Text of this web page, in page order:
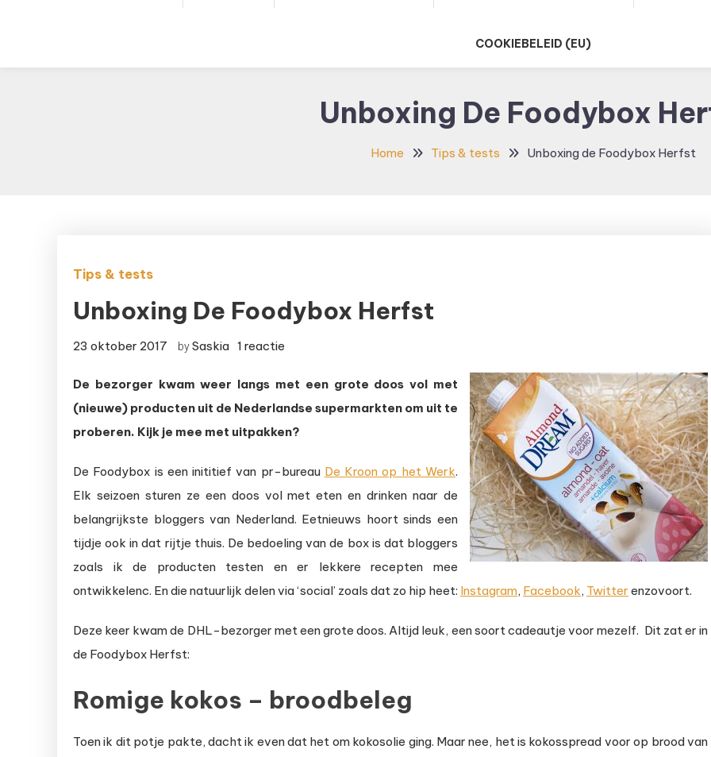
COOKIEBELEID (EU)
Unboxing De Foodybox
Home Tips & tests Unboxing de Foodybox Herfst
Tips & tests
Unboxing De Foodybox Herfst
23 oktober 2017 bySaskia 1 reactie
de
Foodybox
Herfst
De bezorger kwam weer langs met een grote doos vol met
(nieuwe) producten uit de Nederlandse supermarkten om uit te
proberen. Kijk je mee met uitpakken?
De Foodybox is een inititief van pr-bureau De Kroon op het Werk.
Elk seizoen sturen ze een doos vol met eten en drinken naar de
belangrijkste bloggers van Nederland. Eetnieuws hoort sinds een
tijdje ook in dat rijtje thuis. De bedoeling van de box is dat bloggers
zoals ik de producten testen en er lekkere recepten mee
ontwikkelenc. En die natuurlijk delen via ‘social’ zoals dat zo hip heet: Instagram, Facebook, Twitter enzovoort.
Deze keer kwam de DHL-bezorger met een grote doos. Altijd leuk, een soort cadeautje voor mezelf. Dit zat er in
de Foodybox Herfst:
Romige kokos – broodbeleg
Toen ik dit potje pakte, dacht ik even dat het om kokosolie ging. Maar nee, het is kokosspread voor op brood van